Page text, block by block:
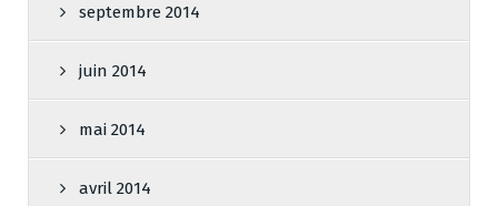
septembre 2014
juin 2014
mai 2014
avril 2014